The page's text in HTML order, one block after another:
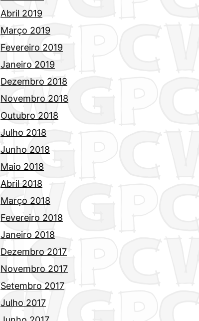
Abril 2019
Março 2019
Fevereiro 2019
Janeiro 2019
Dezembro 2018
Novembro 2018
Outubro 2018
Julho 2018
Junho 2018
Maio 2018
Abril 2018
Março 2018
Fevereiro 2018
Janeiro 2018
Dezembro 2017
Novembro 2017
Setembro 2017
Julho 2017